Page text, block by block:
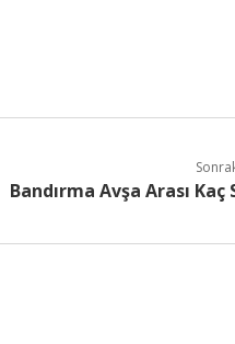
Bandırma Avşa Arası Kaç